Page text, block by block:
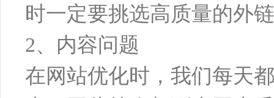
时一定要挑选高质量的外
2、内容问题
在网站优化时，我们每天